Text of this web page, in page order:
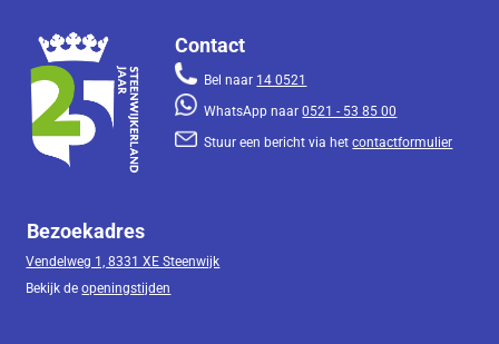
Contact
Bel naar 14 0521
WhatsApp naar0521 - 53 85 00
Stuur een bericht via hetcontactformulier
Bezoekadres
Vendelweg 1, 8331 XE Steenwijk
Bekijk deopeningstijden